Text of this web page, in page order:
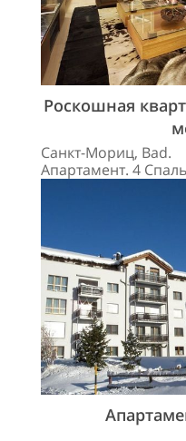
Роскошная
Санкт-Мориц, Bad.
Апартамент. 4